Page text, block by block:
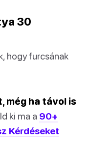
30
hogy furcsának
még ha távol is
ki ma a 90+
Kérdéseket